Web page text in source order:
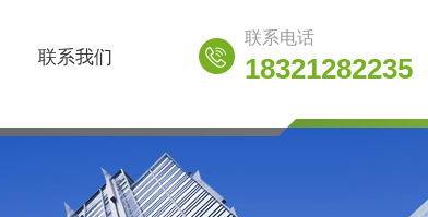
联系我们
联系电话
18321282235